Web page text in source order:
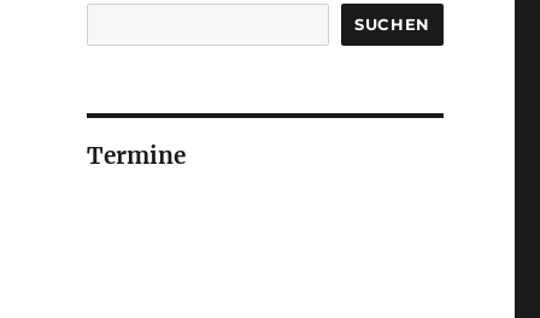
SUCHEN
Termine